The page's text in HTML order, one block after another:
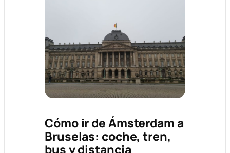
Cómo ir de Ámsterdam a
Bruselas: coche, tren,
bus y distancia